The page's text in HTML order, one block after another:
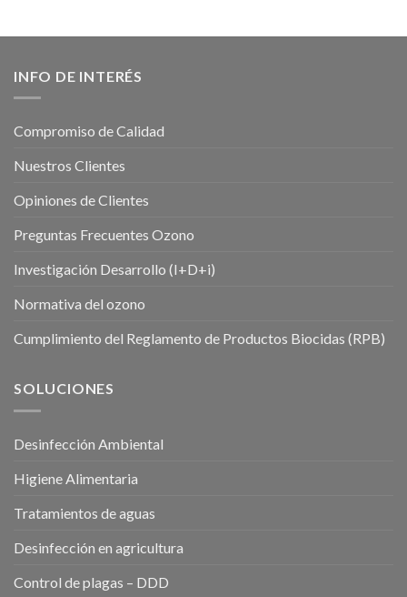
INFO DE INTERÉS
Compromiso de Calidad
Nuestros Clientes
Opiniones de Clientes
Preguntas Frecuentes Ozono
Investigación Desarrollo (I+D+i)
Normativa del ozono
Cumplimiento del Reglamento de Productos Biocidas (RPB)
SOLUCIONES
Desinfección Ambiental
Higiene Alimentaria
Tratamientos de aguas
Desinfección en agricultura
Control de plagas – DDD